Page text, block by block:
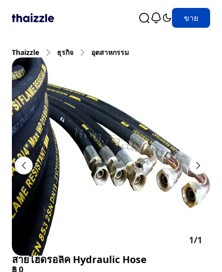
ขาย
Thaizzle ธุรกิจ อุตสาหกรรม
1/1
สายไฮดรอลิค Hydraulic Hose
฿0